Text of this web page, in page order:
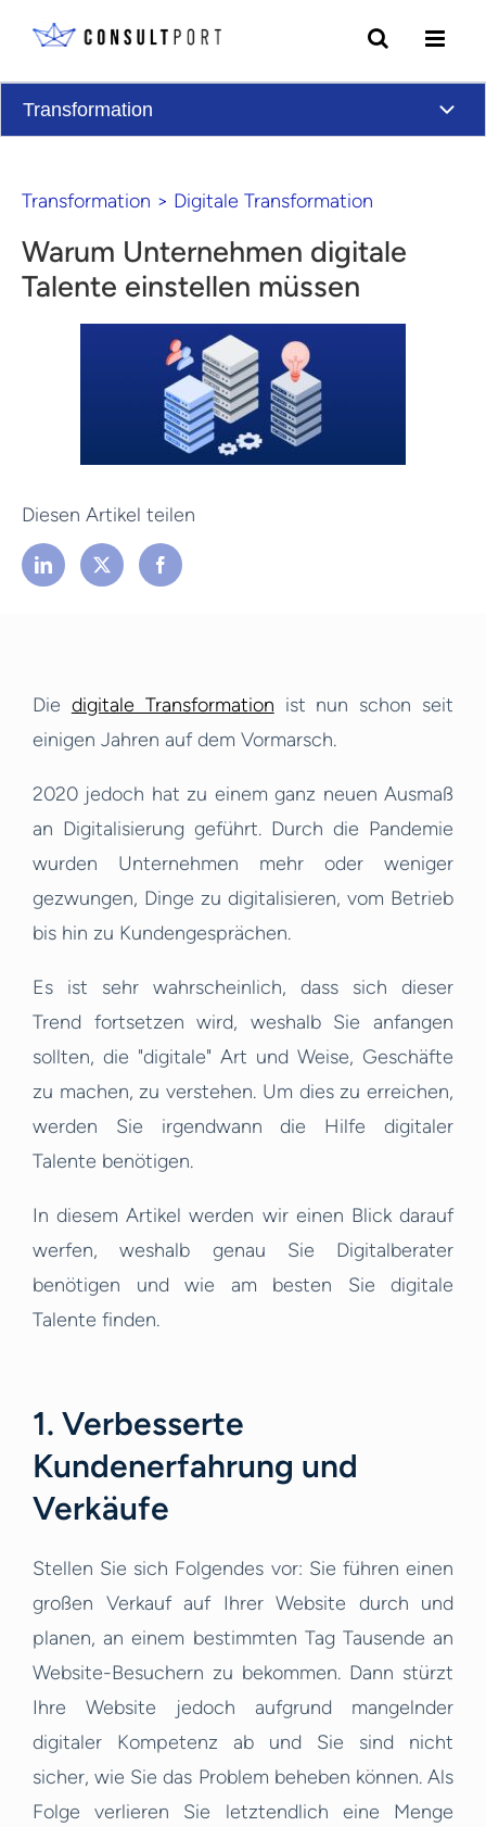
Transformation
Transformation > Digitale Transformation
Warum Unternehmen digitale
Talente einstellen müssen
Diesen Artikel teilen
Die digitale Transformation ist nun schon seit
einigen Jahren auf dem Vormarsch.
2020 jedoch hat zu einem ganz neuen Ausmaß
an Digitalisierung geführt. Durch die Pandemie
wurden Unternehmen mehr oder weniger
gezwungen, Dinge zu digitalisieren, vom Betrieb
bis hin zu Kundengesprächen.
Es ist sehr wahrscheinlich, dass sich dieser
Trend fortsetzen wird, weshalb Sie anfangen
sollten, die "digitale" Art und Weise, Geschäfte
zu machen, zu verstehen. Um dies zu erreichen,
werden Sie irgendwann die Hilfe digitaler
Talente benötigen.
In diesem Artikel werden wir einen Blick darauf
werfen, weshalb genau Sie Digitalberater
benötigen und wie am besten Sie digitale
Talente finden.
1. Verbesserte
Kundenerfahrung und
Verkäufe
Stellen Sie sich Folgendes vor: Sie führen einen
großen Verkauf auf Ihrer Website durch und
planen, an einem bestimmten Tag Tausende an
Website-Besuchern zu bekommen. Dann stürzt
Ihre Website jedoch aufgrund mangelnder
digitaler Kompetenz ab und Sie sind nicht
sicher, wie Sie das Problem beheben können. Als
Folge verlieren Sie letztendlich eine Menge